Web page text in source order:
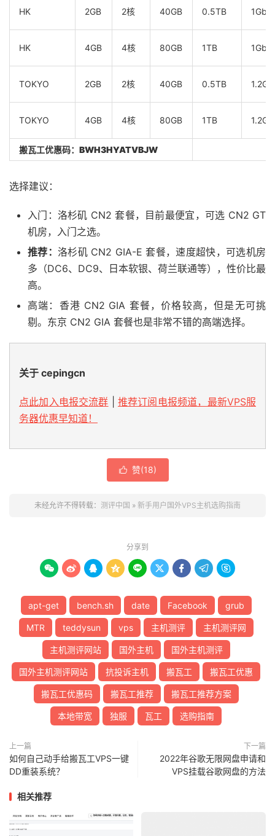
HK 2GB 2核 40GB 0.5TB
HK 4GB 4核 80GB 1TB
TOKYO 2GB 2核 40GB 0.5TB
TOKYO 4GB 4核 80GB 1TB
搬瓦工优惠码： BWH3HYATVBJW
选择建议：
入门：洛杉矶 CN2 套餐，目前最便宜，可选 CN2 GT
机房，入门之选。
推荐：洛杉矶 CN2 GIA-E 套餐，速度超快，可选机房
多（DC6、DC9、日本软银、荷兰联通等），性价比最
高。
高端：香港 CN2 GIA 套餐，价格较高，但是无可挑
剔。东京 CN2 GIA 套餐也是非常不错的高端选择。
关于 cepingcn
点此加入电报交流群
推荐订阅电报频道，最新VPS服
务器优惠早知道！
 赞(18)
未经允许不得转载： 测评中国 » 新手用户国外VPS主机选购指南
分享到
        
apt-get bench.sh date Facebook grub
MTR teddysun vps 主机测评 主机测评网
主机测评网站 国外主机 国外主机测评
国外主机测评网站 抗投诉主机 搬瓦工 搬瓦工优惠
搬瓦工优惠码 搬瓦工推荐 搬瓦工推荐方案
本地带宽 独服 瓦工 选购指南
上一篇
如何自己动手给搬瓦工VPS一键
DD重装系统？
下一篇
2022年谷歌无限网盘申请和
VPS挂载谷歌网盘的方法
相关推荐